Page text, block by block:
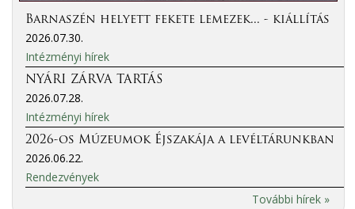
Barnaszén helyett fekete lemezek... - kiállítás
2026.07.30.
Intézményi hírek
NYÁRI ZÁRVA TARTÁS
2026.07.28.
Intézményi hírek
2026-os Múzeumok Éjszakája a levéltárunkban
2026.06.22.
Rendezvények
További hírek »